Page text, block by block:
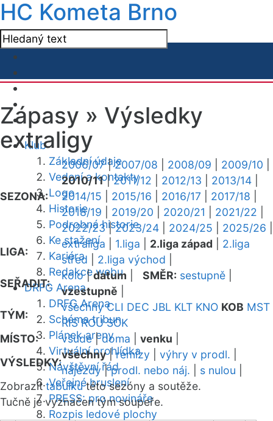
HC Kometa Brno
Klub
Základní údaje
Vedení a kontakty
Logo
Historie
Podrobná historie
Ke stažení
Kariéra
Redakce webu
DRFG Arena
DRFG Arena
Schéma tribun
Plánek areny
Virtuální prohlídka
Návštěvní řád
Veřejné bruslení
PRESS: pro novináře
Rozpis ledové plochy
Zápasy » Výsledky
extraligy
SEZONA:
2006/07|2007/08 2008/09 2009/10
2010/11|2011/12 2012/13 2013/14
2014/15
2015/16 2016/17 2017/18
2018/19
2019/20 2020/21 2021/22
2022/23|2023/24 2024/25 2025/26
LIGA:
extraliga 1.liga 2.liga západ
2.liga
střed
2.liga východ
SEŘADIT:
kolo|datum SMĚR: sestupně
vzestupně
TÝM:
všechny CLI DEC JBL KLT KNO KOB MST
RIS ROU SOK
MÍSTO:
všude|doma venku
VÝSLEDKY:
všechny|remízy výhry v prodl.
nájezdy|prodl. nebo náj. s nulou
Zobrazittabulkutéto sezóny a soutěže.
Tučně je vyznačen tým soupeře.